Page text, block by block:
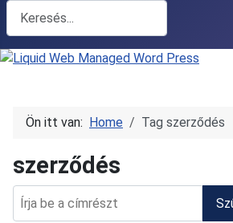
Keresés
Ön itt van: Home Tag szerződés
szerződés
Írja be a címrészt